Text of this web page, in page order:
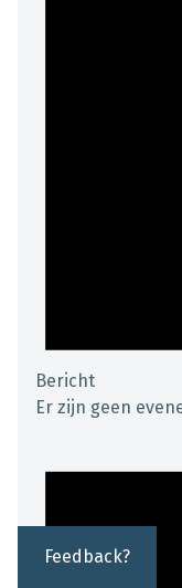
Bericht
Er zijn geen
Feedback?